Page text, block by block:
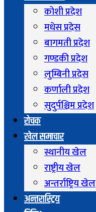
कोशी प्रदेश
मधेस प्रदेस
बागमती प्रदेश
गण्डकी प्रदेश
लुम्बिनी प्रदेस
कर्णाली प्रदेश
सुदुर्पश्चिम प्रदेश
रोचक
खेल समाचार
स्थानीय खेल
राष्ट्रीय खेल
अन्तर्राष्ट्रिय खेल
अन्तरास्ट्रिय